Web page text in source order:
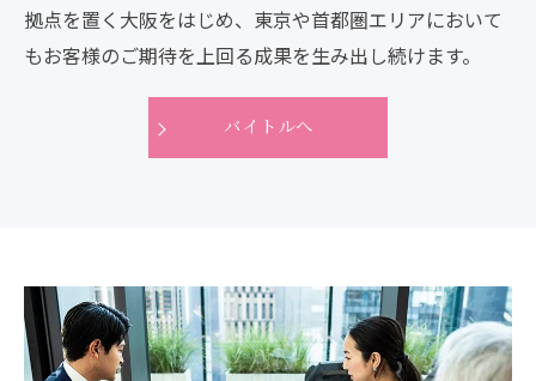
拠点を置く大阪をはじめ、東京や首都圏エリアにおいて
もお客様のご期待を上回る成果を生み出し続けます。
バイトルへ